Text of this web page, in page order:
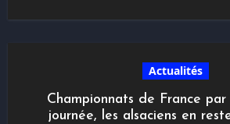
Actualités
Championnats de France par
journée, les alsaciens en